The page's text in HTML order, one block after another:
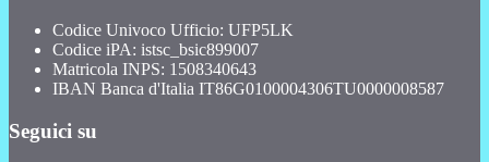
Codice Univoco Ufficio: UFP5LK
Codice iPA: istsc_bsic899007
Matricola INPS: 1508340643
IBAN Banca d'Italia IT86G0100004306TU0000008587
Seguici su